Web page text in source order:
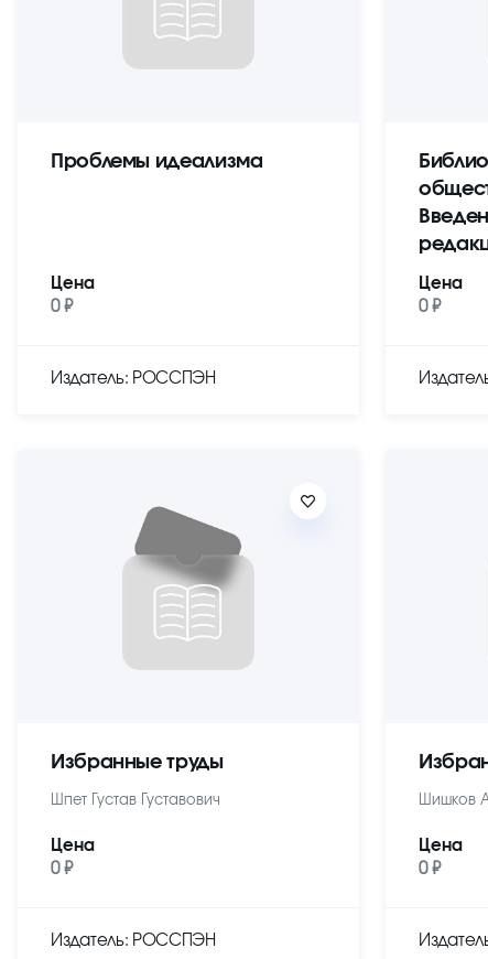
Проблемы идеализма
Цена
0 ₽
Издатель: РОССПЭН
Цена
0 ₽
Избранные труды
Шпет Густав Густавович
Цена
0 ₽
Издатель: РОССПЭН
Шишков
Цена
0 ₽